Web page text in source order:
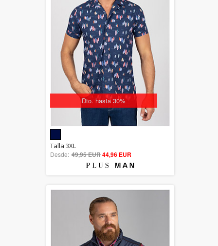
Dto. hasta 30%
out of 5
Talla 3XL
Desde: 49,95 EUR44,96 EUR